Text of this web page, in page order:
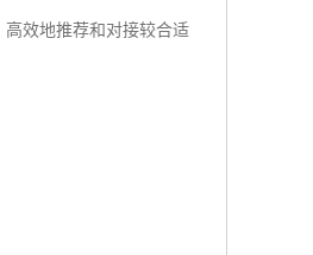
效地推荐和对接较合适